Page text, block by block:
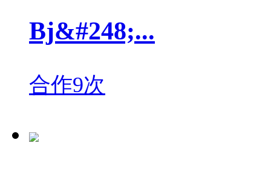
Bj&#248;...
合作9次